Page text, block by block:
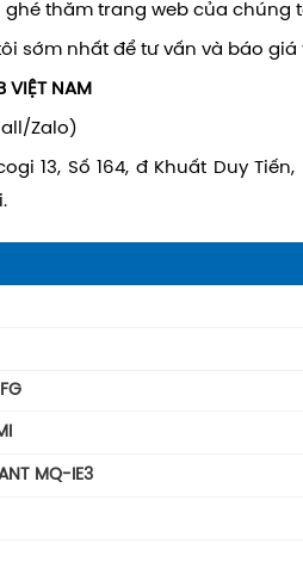
ghé thăm trang web của chúng
sớm nhất để tư vấn và báo
VIỆT NAM
Zalo)
13, Số 164, đ Khuất Duy
MQ-IE3
MQU
MQC